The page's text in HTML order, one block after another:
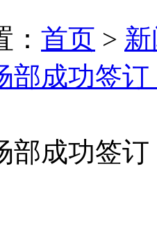
首页 >
部成功签
部成功签